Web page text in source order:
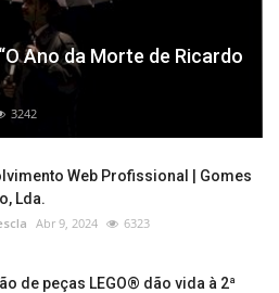
Ano da Morte de Ricardo
3242
Web Profissional | Gomes
Lda.
Abr 9, 2024 6323
de peças LEGO® dão vida à 2ª